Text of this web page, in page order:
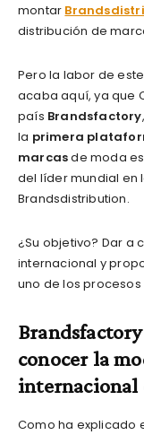
montar
distribución de
Pero la labor de
acaba aquí, ya que
país Brandsfactory
la primera
marcasde moda
del líder mundial en
Brandsdistribution.
¿Su objetivo? Dar a
internacional y
uno de los
conocer la
internacional
Como ha explicado